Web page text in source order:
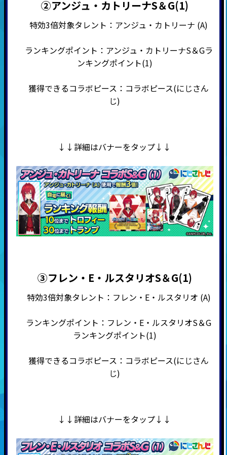
②アンジュ・カトリーナS＆G(1)
特効3倍対象タレント：アンジュ・カトリーナ (A)
ランキングポイント：アンジュ・カトリーナS＆Gラ
ンキングポイント(1)
獲得できるコラボピース：コラボピース(にじさん
じ)
↓↓詳細はバナーをタップ↓↓
③フレン・E・ルスタリオS＆G(1)
特効3倍対象タレント：フレン・E・ルスタリオ (A)
ランキングポイント：フレン・E・ルスタリオS＆G
ランキングポイント(1)
獲得できるコラボピース：コラボピース(にじさん
じ)
↓↓詳細はバナーをタップ↓↓